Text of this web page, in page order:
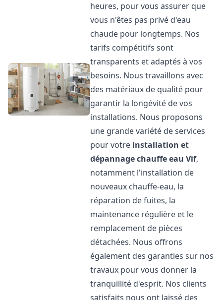
heures, pour vous assurer que
vous n'êtes pas privé d'eau
chaude pour longtemps. Nos
tarifs compétitifs sont
transparents et adaptés à vos
besoins. Nous travaillons avec
des matériaux de qualité pour
garantir la longévité de vos
installations. Nous proposons
une grande variété de services
pour votre installation et
dépannage chauffe eau Vif,
notamment l'installation de
nouveaux chauffe-eau, la
réparation de fuites, la
maintenance régulière et le
remplacement de pièces
détachées. Nous offrons
également des garanties sur nos
travaux pour vous donner la
tranquillité d'esprit. Nos clients
satisfaits nous ont laissé des